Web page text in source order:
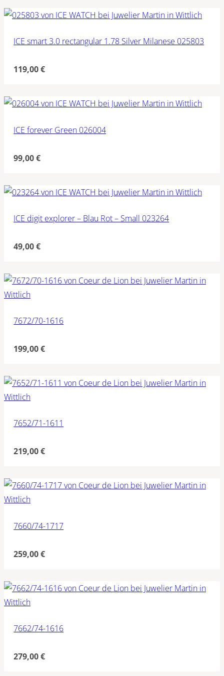
ICE smart 3.0 rectangular 1.78 Silver Milanese 025803
119,00€
ICE forever Green 026004
99,00€
ICE digit explorer – Blau Rot – Small 023264
49,00€
7672/70-1616
199,00€
7652/71-1611
219,00€
7660/74-1717
259,00€
7662/74-1616
279,00€